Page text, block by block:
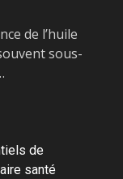
de l’huile
sous-
de
santé